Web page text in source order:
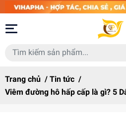
Trang chủ / Tin tức /
Viêm đường hô hấp cấp là gì? 5